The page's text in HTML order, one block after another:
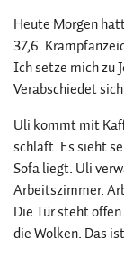
Heute Morgen
37,6.
Ich setze mich zu
Verabschiedet
Uli kommt mit
schläft. Es sieht
Sofa liegt. Uli
Arbeitszimmer.
Die Tür steht
die Wolken. Das